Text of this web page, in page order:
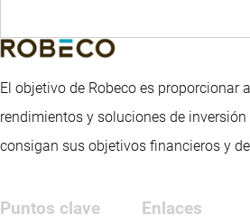
El objetivo de Robeco es proporcionar
rendimientos y soluciones de
consigan sus objetivos financieros y
Puntos clave
Enlaces